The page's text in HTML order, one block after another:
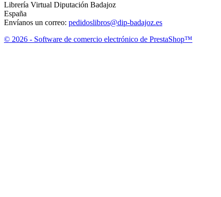
Librería Virtual Diputación Badajoz
España
Envíanos un correo: pedidoslibros@dip-badajoz.es
© 2026 - Software de comercio electrónico de PrestaShop™